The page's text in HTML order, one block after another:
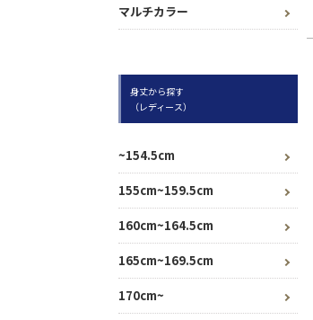
マルチカラー
身丈から探す
（レディース）
~154.5cm
155cm~159.5cm
160cm~164.5cm
165cm~169.5cm
170cm~